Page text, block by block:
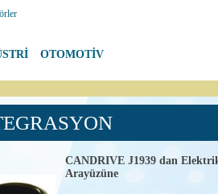
OTOMOTİV
CANDRIVE J1939 dan
Arayüzüne